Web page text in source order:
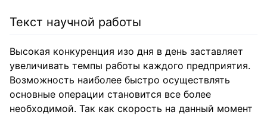
Текст научной работы
Высокая конкуренция изо дня в день заставляет
увеличивать темпы работы каждого предприятия.
Возможность наиболее быстро осуществлять
основные операции становится все более
необходимой. Так как скорость на данный момент